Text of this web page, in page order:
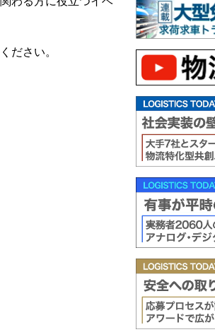
ださい。